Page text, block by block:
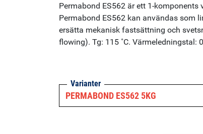
Permabond ES562 är ett 1-
Permabond ES562 kan användas som
ersätta mekanisk fastsättning och
flowing). Tg: 115 ˚C. Värmeledningstal:
Varianter
PERMABOND ES562 5KG